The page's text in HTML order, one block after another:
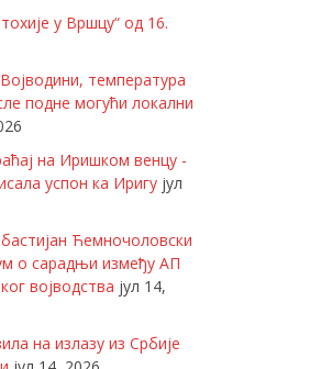
у Вршцу“ од 16.
температура
подне могући локални
на Иришком венцу -
успон ка Иригу јул
Ћемночоловски
о сарадњи између АП
војводства јул 14,
на излазу из Србије